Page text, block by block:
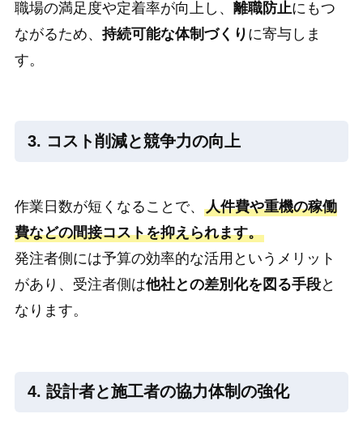
職場の満足度や定着率が向上し、 離職防止にもつ
ながるため、 持続可能な体制づくり に寄与しま
す。
3. コスト削減と競争力の向上
作業日数が短くなることで、 人件費や重機の稼働
費などの間接コストを抑えられます。
発注者側には予算の効率的な活用というメリット
があり、受注者側は他社との差別化を図る手段と
なります。
4. 設計者と施工者の協力体制の強化